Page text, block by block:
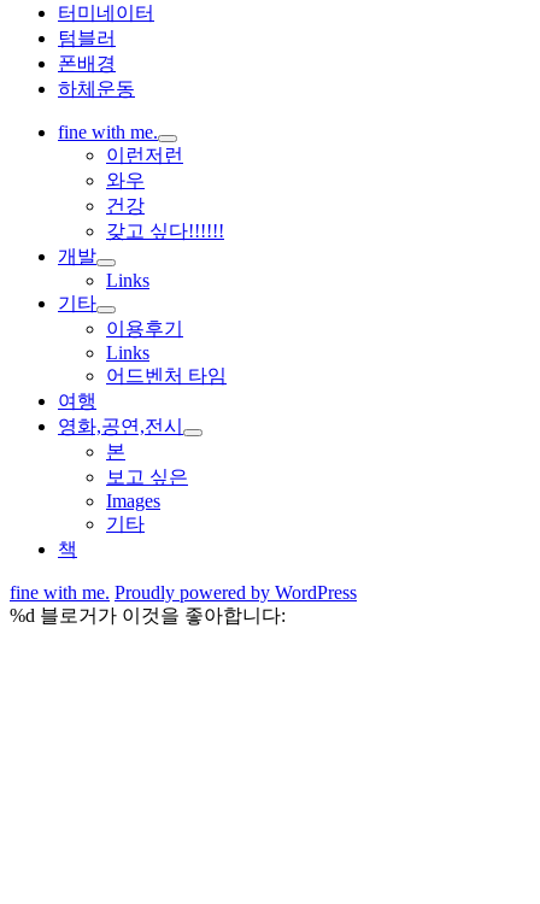
터미네이터
텀블러
폰배경
하체운동
fine with me.
하
위
확
이런저런
와우
건강
갖고 싶다!!!!!!
개발
하
위
메
뉴
확
장
Links
기타
하
위
메
뉴
장
이용후기
Links
어드벤처 타임
여행
영화,공연,전시
하
본
보고 싶은
Images
기타
책
fine with me. Proudly powered by WordPress
%d 블로거가 이것을 좋아합니다: